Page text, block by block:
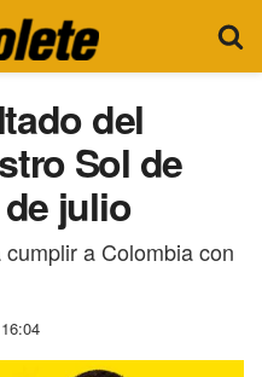
del
Sol de
julio
a Colombia con